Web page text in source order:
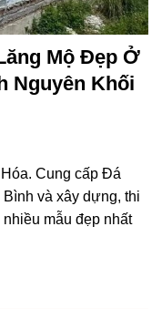
Mộ Đẹp Ở
Nguyên Khối
Cung cấp Đá
và xây dựng, thi
mẫu đẹp nhất
Hóa bằng Đá